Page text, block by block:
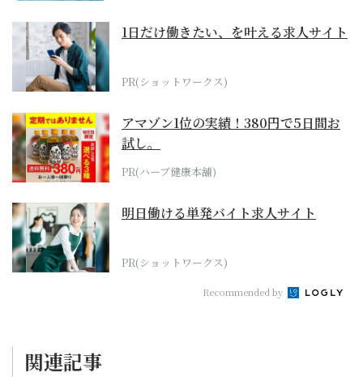
1日だけ働きたい、を叶える求人サイト
PR(ショットワークス)
アマゾン1位の実績！380円で5日間お
試し。
PR(ハーブ健康本舗)
明日働ける単発バイト求人サイト
PR(ショットワークス)
Recommended by
関連記事